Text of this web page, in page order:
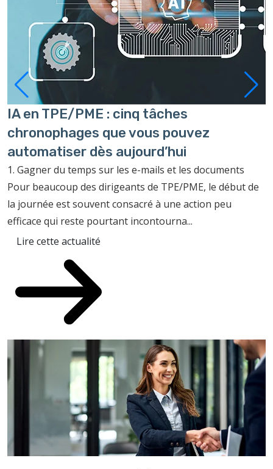
IA en TPE/PME : cinq tâches
chronophages que vous pouvez
automatiser dès aujourd’hui
1. Gagner du temps sur les e-mails et les documents
Pour beaucoup des dirigeants de TPE/PME, le début de
la journée est souvent consacré à une action peu
efficace qui reste pourtant incontourna...
Lire cette actualité